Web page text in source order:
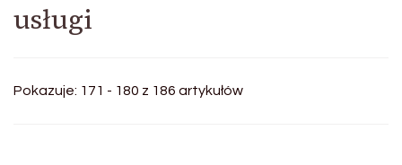
usługi
Pokazuje: 171 - 180 z 186 artykułów